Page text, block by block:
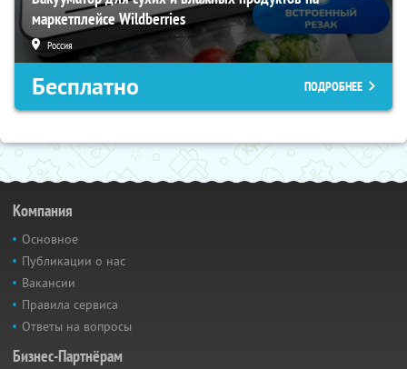
маркетплейсе Wildberries
Россия
Бесплатно ПОДРОБНЕЕ
Компания
Основное
Публикации о нас
Вакансии
Правила сервиса
Ответы на вопросы
Бизнес-Партнёрам